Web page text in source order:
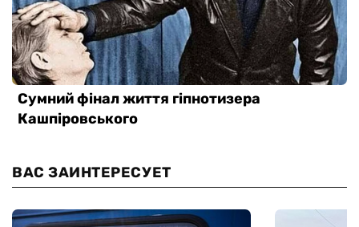
ВАС ЗАИНТЕРЕСУЕТ